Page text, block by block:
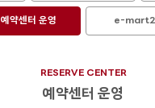
예약센터 운영 e-
RESERVE CENTER
예약센터 운영